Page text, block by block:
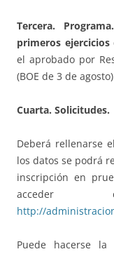
Tercera.
primeros ejercicios
el aprobado por
(BOE de 3 de
Cuarta. Solicitudes.
Deberá rellenarse el
los datos se podrá
inscripción en
http://
Puede hacerse la